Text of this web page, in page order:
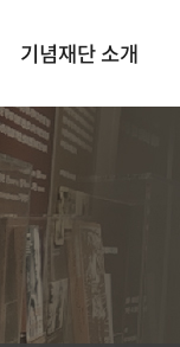
기념재단 소개